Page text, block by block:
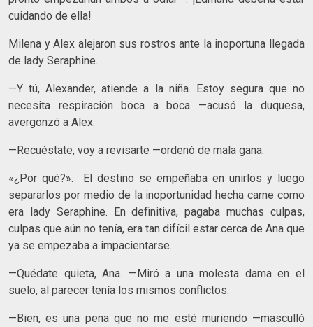
cuidando de ella!
Milena y Alex alejaron sus rostros ante la inoportuna llegada
de lady Seraphine.
—Y tú, Alexander, atiende a la niña. Estoy segura que no
necesita respiración boca a boca —acusó la duquesa,
avergonzó a Alex.
—Recuéstate, voy a revisarte —ordenó de mala gana.
«¿Por qué?». El destino se empeñaba en unirlos y luego
separarlos por medio de la inoportunidad hecha carne como
era lady Seraphine. En definitiva, pagaba muchas culpas,
culpas que aún no tenía, era tan difícil estar cerca de Ana que
ya se empezaba a impacientarse.
—Quédate quieta, Ana. —Miró a una molesta dama en el
suelo, al parecer tenía los mismos conflictos.
—Bien, es una pena que no me esté muriendo —masculló